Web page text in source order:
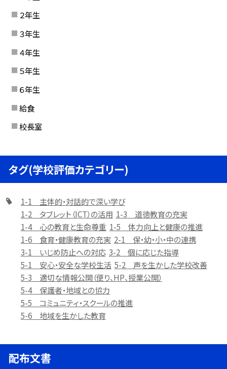
２年生
３年生
４年生
５年生
６年生
給食
校長室
タグ(学校評価カテゴリー)
1-1 主体的・対話的で深い学び
1-2 タブレット（ICT）の活用 1-3 道徳教育の充実
1-4 心の教育と生命尊重 1-5 体力向上と健康の推進
1-6 食育・健康教育の充実 2-1 保・幼・小・中の連携
3-1 いじめ防止への対応 3-2 個に応じた指導
5-1 安心・安全な学校生活 5-2 声を生かした学校改善
5-3 適切な情報公開（便り、HP、授業公開）
5-4 保護者・地域との協力
5-5 コミュニティ・スクールの推進
5-6 地域を生かした教育
配布文書